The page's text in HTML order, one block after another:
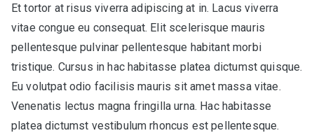
Et tortor at risus viverra adipiscing at in. Lacus viverra
vitae congue eu consequat. Elit scelerisque mauris
pellentesque pulvinar pellentesque habitant morbi
tristique. Cursus in hac habitasse platea dictumst quisque.
Eu volutpat odio facilisis mauris sit amet massa vitae.
Venenatis lectus magna fringilla urna. Hac habitasse
platea dictumst vestibulum rhoncus est pellentesque.